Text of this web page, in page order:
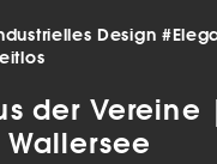
Design
der